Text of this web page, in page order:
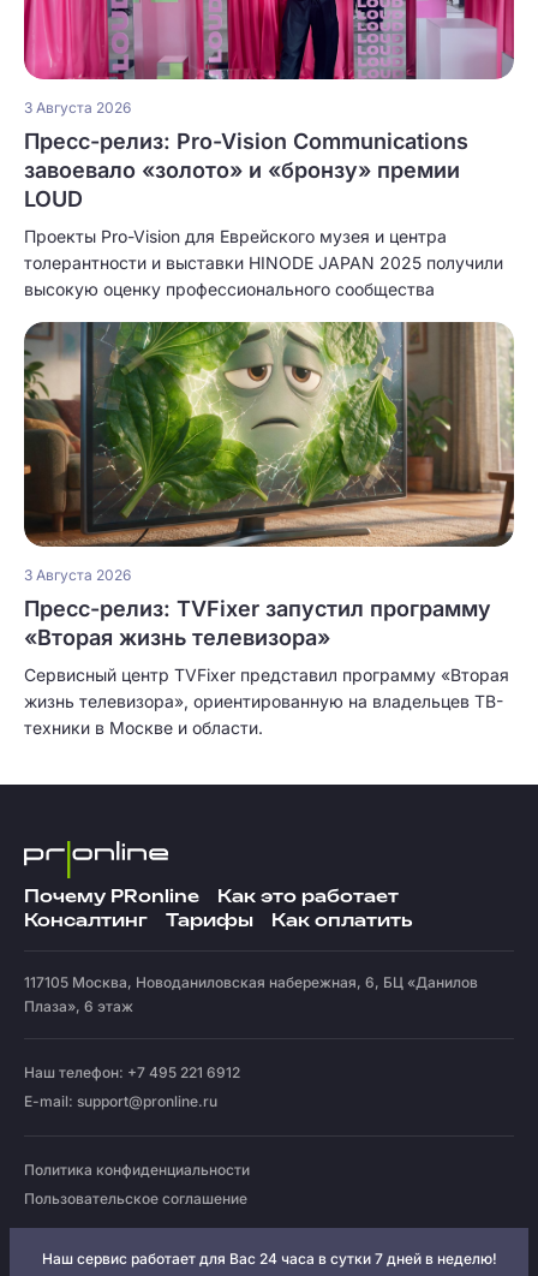
3 Августа 2026
Пресс-релиз: Pro-Vision Communications
завоевало «золото» и «бронзу» премии
LOUD
Проекты Pro-Vision для Еврейского музея и центра
толерантности и выставки HINODE JAPAN 2025 получили
высокую оценку профессионального сообщества
3 Августа 2026
Пресс-релиз: TVFixer запустил программу
«Вторая жизнь телевизора»
Сервисный центр TVFixer представил программу «Вторая
жизнь телевизора», ориентированную на владельцев ТВ-
техники в Москве и области.
Почему PRonline
Как это работает
Консалтинг
Тарифы Как оплатить
117105 Москва, Новоданиловская набережная, 6, БЦ «Данилов
Плаза», 6 этаж
Наш телефон: +7 495 221 6912
E-mail: support@pronline.ru
Политика конфиденциальности
Пользовательское соглашение
Наш сервис работает для Вас 24 часа в сутки 7 дней в неделю!